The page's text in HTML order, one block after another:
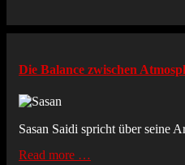
Die Balance zwischen
Sasan Saidi spricht über seine
Read more …